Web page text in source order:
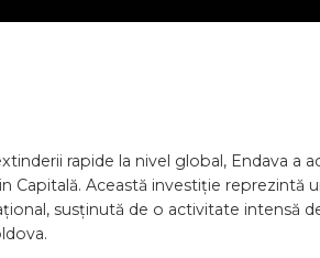
rapide la nivel global, Endava a
Capitală. Această investiție
susținută de o activitate intensă